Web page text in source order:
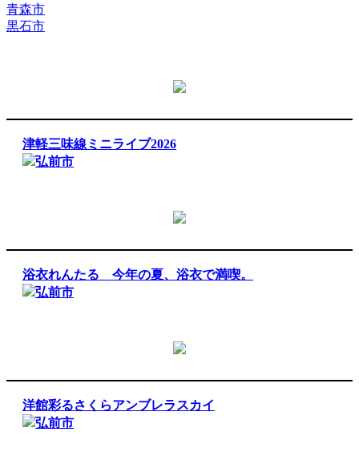
青森市
黒石市
津軽三味線ミニライブ2026
弘前市
浴衣れんたる 今年の夏、浴衣で満喫。
弘前市
洋館彩るさくらアンブレラスカイ
弘前市